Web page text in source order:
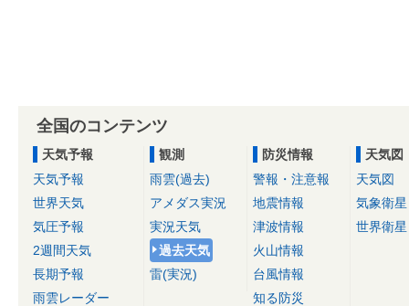
全国のコンテンツ
天気予報
天気予報
世界天気
気圧予報
2週間天気
長期予報
雨雲レーダー
観測
雨雲(過去)
アメダス実況
実況天気
過去天気
雷(実況)
防災情報
警報・注意報
地震情報
津波情報
火山情報
台風情報
知る防災
天気図
天気図
気象衛星
世界衛星